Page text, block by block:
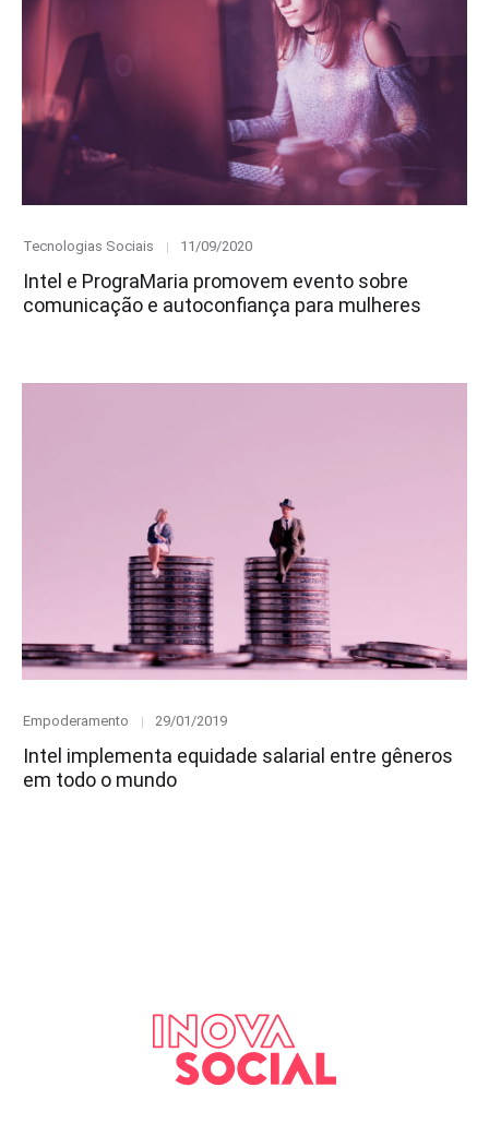
Category
Tecnologias Sociais
Posted
11/09/2020
Intel e PrograMaria promovem evento sobre
comunicação e autoconfiança para mulheres
Category
Empoderamento
Posted
29/01/2019
Intel implementa equidade salarial entre gêneros
em todo o mundo